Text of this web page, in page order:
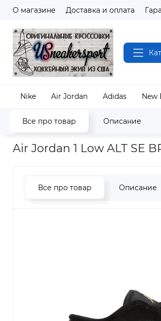
О магазине Доставка и оплата
Nike Air Jordan Adidas New
Все про товар Описание
Наш магазин Полный каталог
Air Jordan 1 Low ALT SE
Все про товар Описание